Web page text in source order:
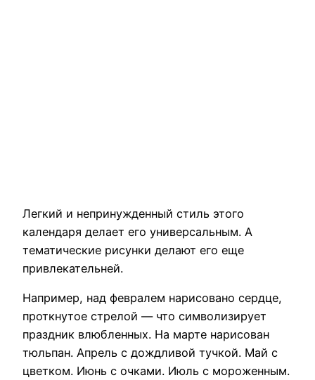
Легкий и непринужденный стиль этого
календаря делает его универсальным. А
тематические рисунки делают его еще
привлекательней.
Например, над февралем нарисовано сердце,
проткнутое стрелой — что символизирует
праздник влюбленных. На марте нарисован
тюльпан. Апрель с дождливой тучкой. Май с
цветком. Июнь с очками. Июль с мороженным.